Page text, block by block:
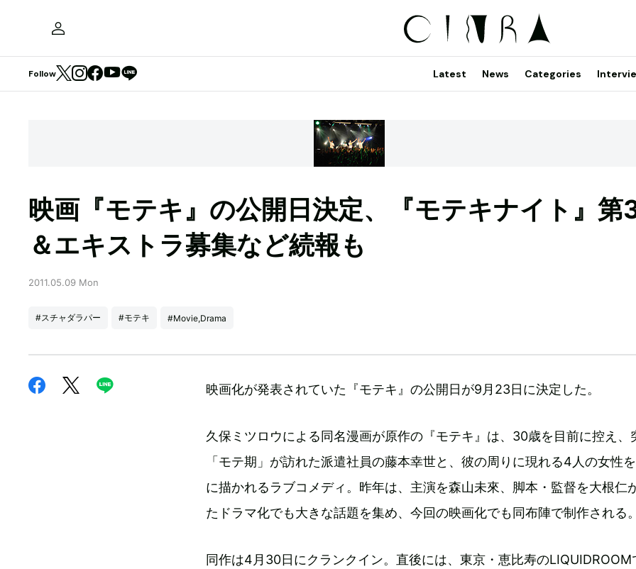
Follow Latest News Categories
映画『モテキ』の公開日決定、『モテキナイト』第
＆エキストラ募集など続報も
2011.05.09 Mon
#スチャダラパー #モテキ #Movie,Drama
映画化が発表されていた『モテキ』の公開日が9月23日に決定した。
久保ミツロウによる同名漫画が原作の『モテキ』は、30歳を目前に控え、
「モテ期」が訪れた派遣社員の藤本幸世と、彼の周りに現れる4人の女性
に描かれるラブコメディ。昨年は、主演を森山未來、脚本・監督を大根仁
たドラマ化でも大きな話題を集め、今回の映画化でも同布陣で制作される
同作は4月30日にクランクイン。直後には、東京・恵比寿のLIQUIDROOM